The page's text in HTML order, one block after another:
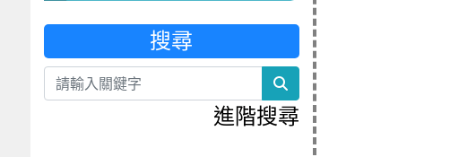
表
搜尋
search
進階搜尋